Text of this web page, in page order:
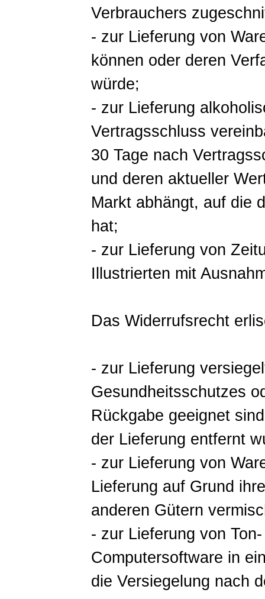
Verbrauchers
- zur Lieferung von
können oder deren
würde;
- zur Lieferung
Vertragsschluss
30 Tage nach
und deren aktueller
Markt abhängt, auf die
hat;
- zur Lieferung von
Illustrierten mit
Das Widerrufsrecht
- zur Lieferung
Gesundheitsschutzes
Rückgabe geeignet
der Lieferung entfernt
- zur Lieferung von
Lieferung auf Grund
anderen Gütern
- zur Lieferung von
Computersoftware in
die Versiegelung nach